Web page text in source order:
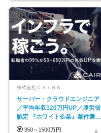
株式会社ＣＡＩＲＮ
サーバー・クラウドエンジニア
／平均年収120万円UP／厚労省
認定 『ホワイト企業』案件選択
制度／年休129日
350～1500万円